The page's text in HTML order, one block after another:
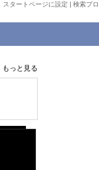
スタートページに設定 | 検索プ
もっと見る